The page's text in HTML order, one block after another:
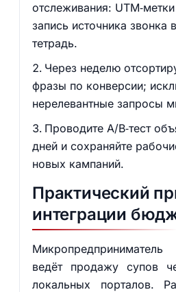
отслеживания:
запись источника звонка
тетрадь.
Через неделю
фразы по конверсии;
нерелевантные запросы
Проводите A/B‑тест
дней и сохраняйте
новых кампаний.
Практический
интеграции
ведёт продажу супов
локальных порталов.